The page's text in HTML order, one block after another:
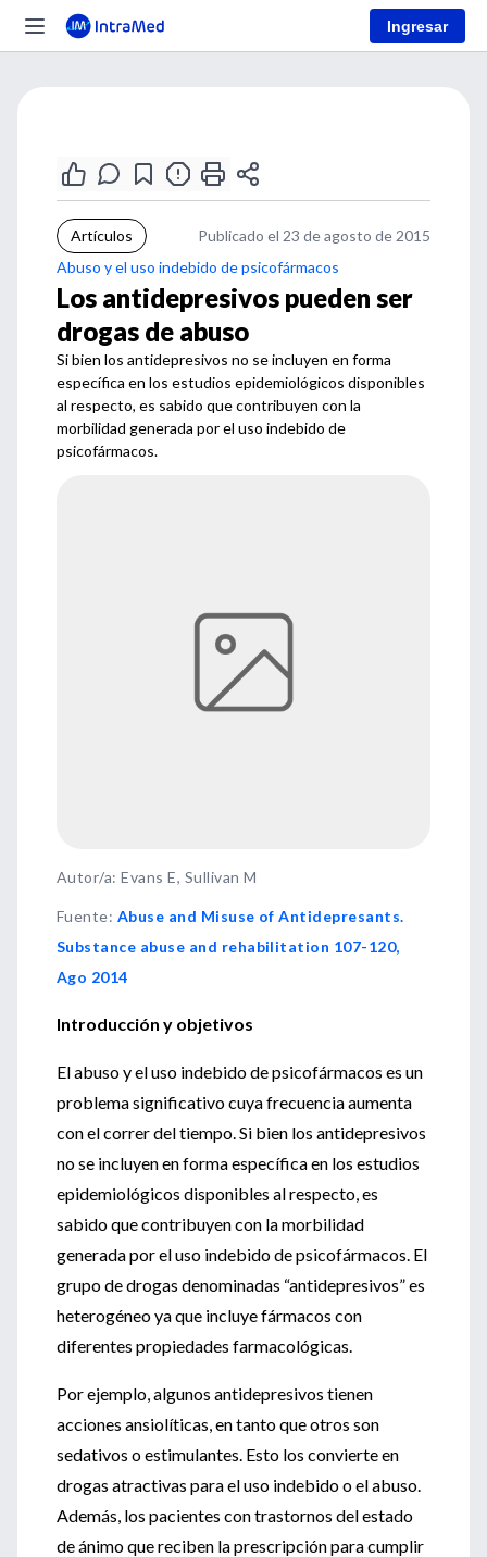
Ingresar
Artículos
Publicado el 23 de agosto de 2015
Abuso y el uso indebido de psicofármacos
Los antidepresivos pueden ser
drogas de abuso
Si bien los antidepresivos no se incluyen en forma
específica en los estudios epidemiológicos disponibles
al respecto, es sabido que contribuyen con la
morbilidad generada por el uso indebido de
psicofármacos.
Autor/a: Evans E, Sullivan M
Fuente: Abuse and Misuse of Antidepresants.
Substance abuse and rehabilitation 107-120,
Ago 2014
Introducción y objetivos
El abuso y el uso indebido de psicofármacos es un
problema significativo cuya frecuencia aumenta
con el correr del tiempo. Si bien los antidepresivos
no se incluyen en forma específica en los estudios
epidemiológicos disponibles al respecto, es
sabido que contribuyen con la morbilidad
generada por el uso indebido de psicofármacos. El
grupo de drogas denominadas “antidepresivos” es
heterogéneo ya que incluye fármacos con
diferentes propiedades farmacológicas.
Por ejemplo, algunos antidepresivos tienen
acciones ansiolíticas, en tanto que otros son
sedativos o estimulantes. Esto los convierte en
drogas atractivas para el uso indebido o el abuso.
Además, los pacientes con trastornos del estado
de ánimo que reciben la prescripción para cumplir